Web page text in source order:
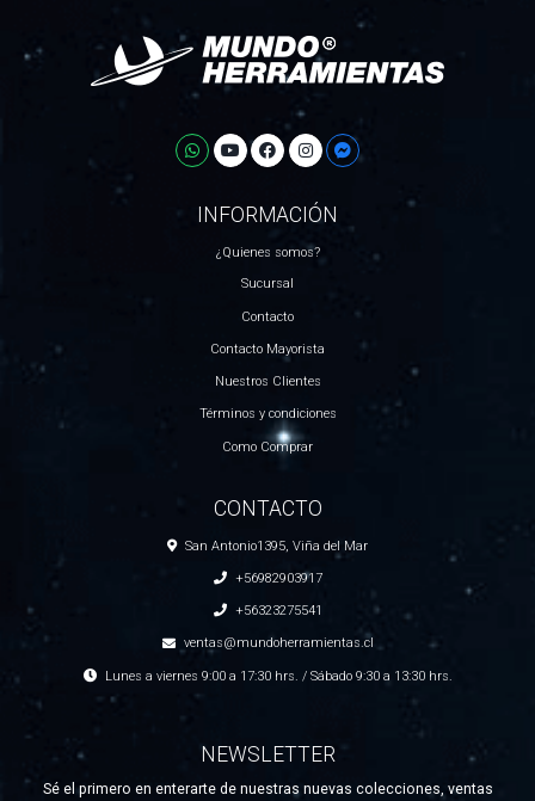
INFORMACIÓN
¿Quienes somos?
Sucursal
Contacto
Contacto Mayorista
Nuestros Clientes
Términos y condiciones
Como Comprar
CONTACTO
San Antonio1395, Viña del Mar
+56982903917
+56323275541
ventas@mundoherramientas.cl
Lunes a viernes 9:00 a 17:30 hrs. / Sábado 9:30 a 13:30 hrs.
NEWSLETTER
Sé el primero en enterarte de nuestras nuevas colecciones, ventas